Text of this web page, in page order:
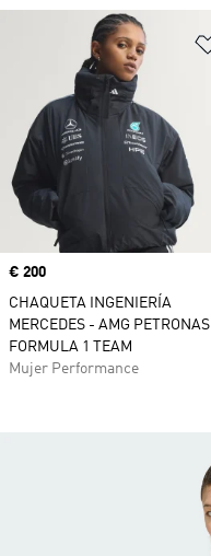
Precio
€ 200
CHAQUETA INGENIERÍA
MERCEDES - AMG PETRONAS
FORMULA 1 TEAM
Mujer Performance